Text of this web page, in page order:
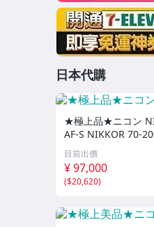
攝影機-
攝影機、空
攝影機穩定器
攝影燈-
攝影燈-
攝影燈-Skier
攝影燈-
日本代購
★極上品★ニコン
AF-S NIKKOR 70-
F2.8G ED VR II★
＃5506
目前出價
¥ 97,000
($20,620)